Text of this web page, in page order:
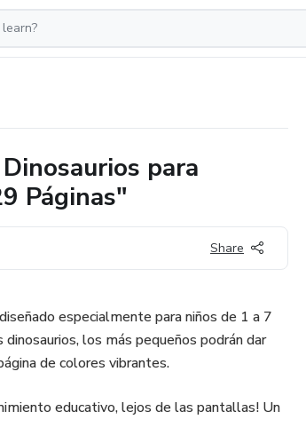
para
Páginas"
Share
especialmente para niños de 1 a 7
los más pequeños podrán dar
de colores vibrantes.
educativo, lejos de las pantallas! Un